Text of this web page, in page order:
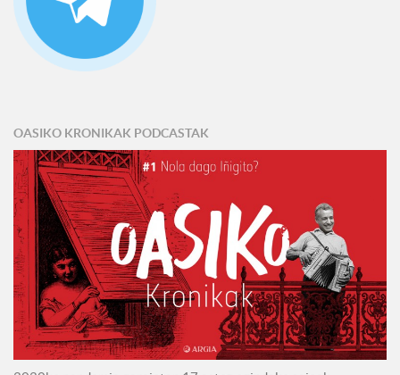
OASIKO KRONIKAK PODCASTAK